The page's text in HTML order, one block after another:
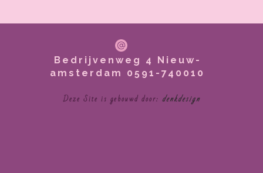
Bedrijvenweg 4 Nieuw-
amsterdam 0591-740010
Deze Site is gebouwd door: denkdesign